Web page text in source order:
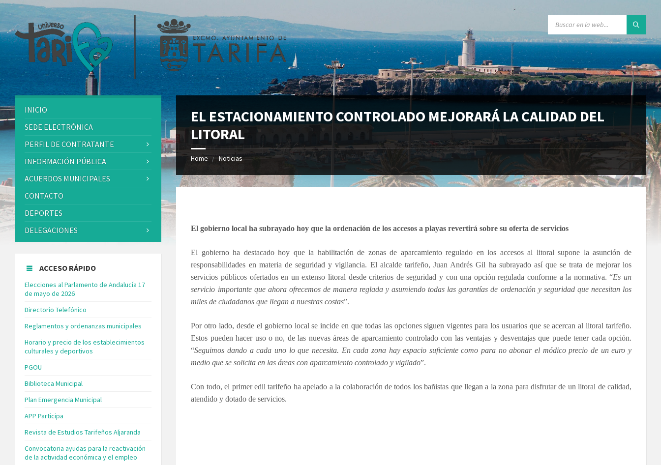
EL ESTACIONAMIENTO CONTROLADO MEJORARÁ LA CALIDAD DEL
LITORAL
Home Noticias
El gobierno local ha subrayado hoy que la ordenación de los accesos a playas revertirá sobre su oferta de servicios
El gobierno ha destacado hoy que la habilitación de zonas de aparcamiento regulado en los accesos al litoral supone la asunción de
responsabilidades en materia de seguridad y vigilancia. El alcalde tarifeño, Juan Andrés Gil ha subrayado así que se trata de mejorar los
servicios públicos ofertados en un extenso litoral desde criterios de seguridad y con una opción regulada conforme a la normativa. “Es un
servicio importante que ahora ofrecemos de manera reglada y asumiendo todas las garantías de ordenación y seguridad que necesitan los
miles de ciudadanos que llegan a nuestras costas”.
Por otro lado, desde el gobierno local se incide en que todas las opciones siguen vigentes para los usuarios que se acercan al litoral tarifeño.
Estos pueden hacer uso o no, de las nuevas áreas de aparcamiento controlado con las ventajas y desventajas que puede tener cada opción.
“Seguimos dando a cada uno lo que necesita. En cada zona hay espacio suficiente como para no abonar el módico precio de un euro y
medio que se solicita en las áreas con aparcamiento controlado y vigilado”.
Con todo, el primer edil tarifeño ha apelado a la colaboración de todos los bañistas que llegan a la zona para disfrutar de un litoral de calidad,
atendido y dotado de servicios.
INICIO
SEDE ELECTRÓNICA
PERFIL DE CONTRATANTE
INFORMACIÓN PÚBLICA
ACUERDOS MUNICIPALES
CONTACTO
DEPORTES
DELEGACIONES
ACCESO RÁPIDO
Elecciones al Parlamento de Andalucía 17
de mayo de 2026
Directorio Telefónico
Reglamentos y ordenanzas municipales
Horario y precio de los establecimientos
culturales y deportivos
PGOU
Biblioteca Municipal
Plan Emergencia Municipal
APP Participa
Revista de Estudios Tarifeños Aljaranda
Convocatoria ayudas para la reactivación
de la actividad económica y el empleo